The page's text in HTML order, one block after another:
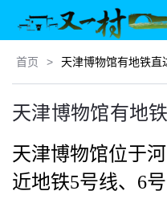
首页 > 天津博物馆有地铁直
天津博物馆有地
天津博物馆位于
近地铁5号线、6